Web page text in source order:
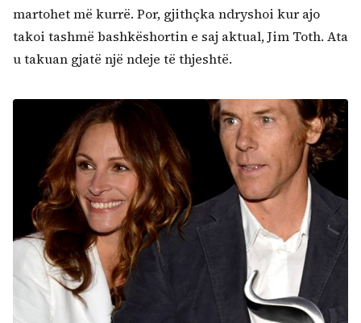
martohet më kurrë. Por, gjithçka ndryshoi kur ajo
takoi tashmë bashkëshortin e saj aktual, Jim Toth. Ata
u takuan gjatë një ndeje të thjeshtë.